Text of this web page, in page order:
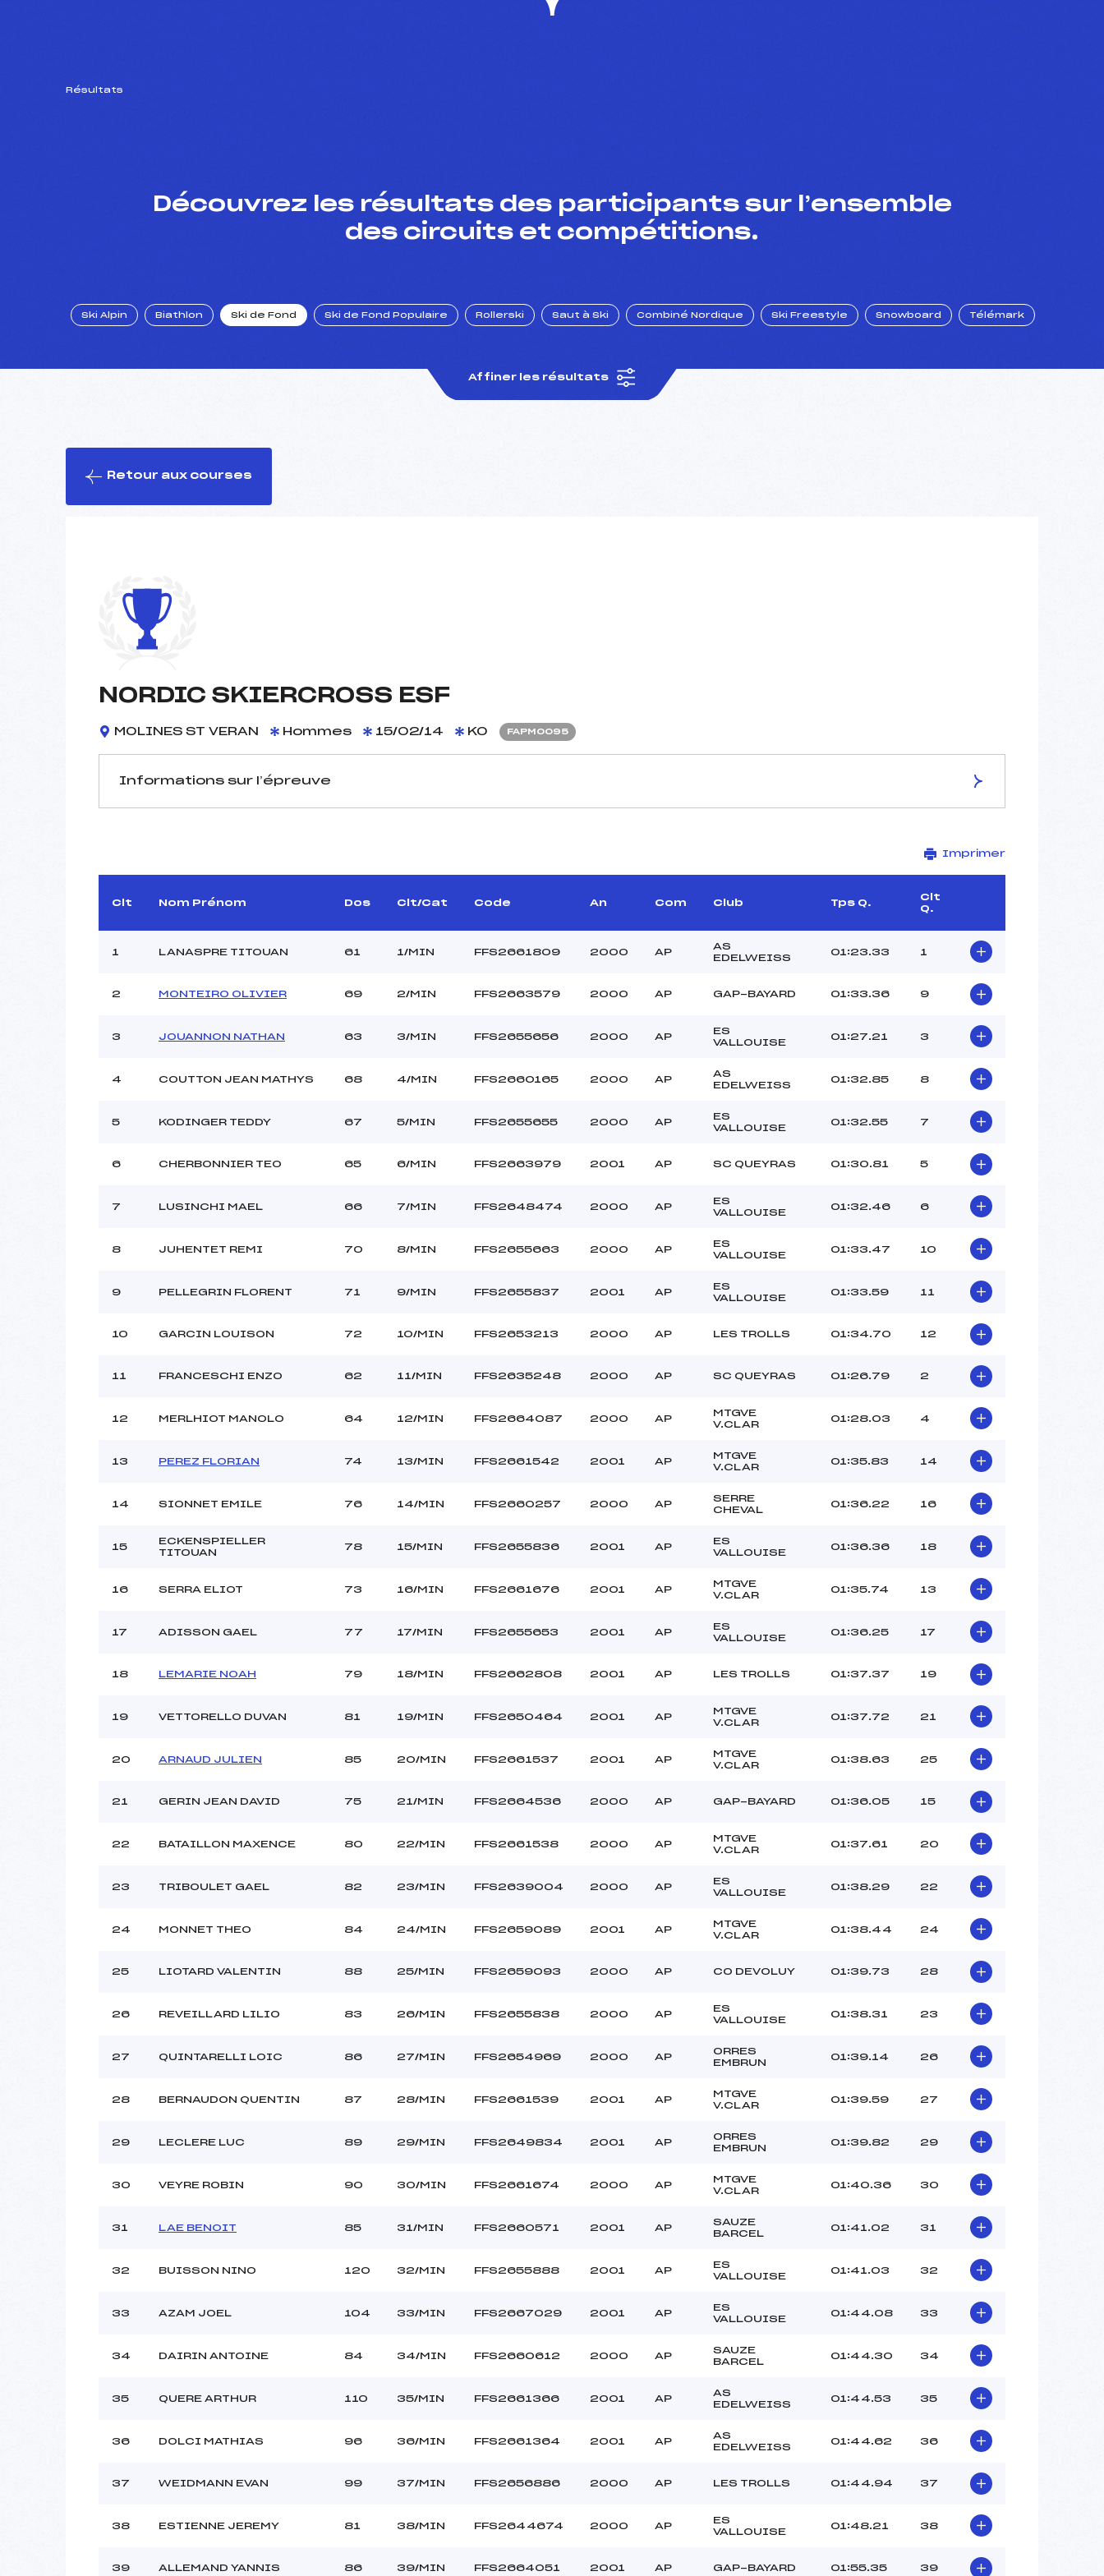
Résultats
Découvrez les résultats des participants sur l’ensemble
des circuits et compétitions.
Ski Alpin Biathlon Ski de Fond Ski de Fond Populaire Rollerski Saut à Ski Combiné Nordique Ski Freestyle Snowboard Télémark
Affiner les résultats
Retour aux courses
NORDIC SKIERCROSS ESF
MOLINES ST VERAN Hommes 15/02/14 KO FAPM0095
Informations sur l’épreuve
D.T Adjoint :
COLOMBAN NOE (AP)
Site de Replis
Distance :
0.8 km
Montée Tot. :
–
Montée Max. :
Coefficient :
–
Style :
L
Imprimer
Clt Nom Prénom Dos Clt/Cat Code An Com Club Tps Q.
Clt
Q.
1 LANASPRE TITOUAN 61 1/MIN FFS2661809 2000 AP
AS
EDELWEISS
01:23.33 1
2 MONTEIRO OLIVIER 69 2/MIN FFS2663579 2000 AP GAP-BAYARD 01:33.36 9
3 JOUANNON NATHAN 63 3/MIN FFS2655656 2000 AP
ES
VALLOUISE
01:27.21 3
4 COUTTON JEAN MATHYS 68 4/MIN FFS2660165 2000 AP
AS
EDELWEISS
01:32.85 8
5 KODINGER TEDDY 67 5/MIN FFS2655655 2000 AP
ES
VALLOUISE
01:32.55 7
6 CHERBONNIER TEO 65 6/MIN FFS2663979 2001 AP SC QUEYRAS 01:30.81 5
7 LUSINCHI MAEL 66 7/MIN FFS2648474 2000 AP
ES
VALLOUISE
01:32.46 6
8 JUHENTET REMI 70 8/MIN FFS2655663 2000 AP
ES
VALLOUISE
01:33.47 10
9 PELLEGRIN FLORENT 71 9/MIN FFS2655837 2001 AP
ES
VALLOUISE
01:33.59 11
10 GARCIN LOUISON 72 10/MIN FFS2653213 2000 AP LES TROLLS 01:34.70 12
11 FRANCESCHI ENZO 62 11/MIN FFS2635248 2000 AP SC QUEYRAS 01:26.79 2
12 MERLHIOT MANOLO 64 12/MIN FFS2664087 2000 AP
MTGVE
V.CLAR
01:28.03 4
13 PEREZ FLORIAN 74 13/MIN FFS2661542 2001 AP
MTGVE
V.CLAR
01:35.83 14
14 SIONNET EMILE 76 14/MIN FFS2660257 2000 AP
SERRE
CHEVAL
01:36.22 16
15
ECKENSPIELLER
TITOUAN
78 15/MIN FFS2655836 2001 AP
ES
VALLOUISE
01:36.36 18
16 SERRA ELIOT 73 16/MIN FFS2661676 2001 AP
MTGVE
V.CLAR
01:35.74 13
17 ADISSON GAEL 77 17/MIN FFS2655653 2001 AP
ES
VALLOUISE
01:36.25 17
18 LEMARIE NOAH 79 18/MIN FFS2662808 2001 AP LES TROLLS 01:37.37 19
19 VETTORELLO DUVAN 81 19/MIN FFS2650464 2001 AP
MTGVE
V.CLAR
01:37.72 21
20 ARNAUD JULIEN 85 20/MIN FFS2661537 2001 AP
MTGVE
V.CLAR
01:38.63 25
21 GERIN JEAN DAVID 75 21/MIN FFS2664536 2000 AP GAP-BAYARD 01:36.05 15
22 BATAILLON MAXENCE 80 22/MIN FFS2661538 2000 AP
MTGVE
V.CLAR
01:37.61 20
23 TRIBOULET GAEL 82 23/MIN FFS2639004 2000 AP
ES
VALLOUISE
01:38.29 22
24 MONNET THEO 84 24/MIN FFS2659089 2001 AP
MTGVE
V.CLAR
01:38.44 24
25 LIOTARD VALENTIN 88 25/MIN FFS2659093 2000 AP CO DEVOLUY 01:39.73 28
26 REVEILLARD LILIO 83 26/MIN FFS2655838 2000 AP
ES
VALLOUISE
01:38.31 23
27 QUINTARELLI LOIC 86 27/MIN FFS2654969 2000 AP
ORRES
EMBRUN
01:39.14 26
28 BERNAUDON QUENTIN 87 28/MIN FFS2661539 2001 AP
MTGVE
V.CLAR
01:39.59 27
29 LECLERE LUC 89 29/MIN FFS2649834 2001 AP
ORRES
EMBRUN
01:39.82 29
30 VEYRE ROBIN 90 30/MIN FFS2661674 2000 AP
MTGVE
V.CLAR
01:40.36 30
31 LAE BENOIT 85 31/MIN FFS2660571 2001 AP
SAUZE
BARCEL
01:41.02 31
32 BUISSON NINO 120 32/MIN FFS2655888 2001 AP
ES
VALLOUISE
01:41.03 32
33 AZAM JOEL 104 33/MIN FFS2667029 2001 AP
ES
VALLOUISE
01:44.08 33
34 DAIRIN ANTOINE 84 34/MIN FFS2660612 2000 AP
SAUZE
BARCEL
01:44.30 34
35 QUERE ARTHUR 110 35/MIN FFS2661366 2001 AP
AS
EDELWEISS
01:44.53 35
36 DOLCI MATHIAS 96 36/MIN FFS2661364 2001 AP
AS
EDELWEISS
01:44.62 36
37 WEIDMANN EVAN 99 37/MIN FFS2656886 2000 AP LES TROLLS 01:44.94 37
38 ESTIENNE JEREMY 81 38/MIN FFS2644674 2000 AP
ES
VALLOUISE
01:48.21 38
39 ALLEMAND YANNIS 86 39/MIN FFS2664051 2001 AP GAP-BAYARD 01:55.35 39